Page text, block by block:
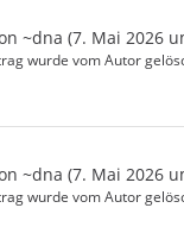
~dna (7. Mai 2026
wurde vom Autor
~dna (7. Mai 2026
wurde vom Autor